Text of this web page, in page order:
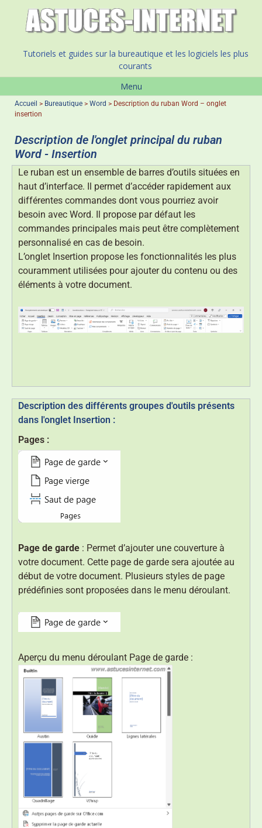
Tutoriels et guides sur la bureautique et les logiciels les plus
courants
Menu
Accueil > Bureautique > Word > Description du ruban Word – onglet
insertion
Description de l'onglet principal du ruban
Word - Insertion
Le ruban est un ensemble de barres d’outils situées en
haut d’interface. Il permet d’accéder rapidement aux
différentes commandes dont vous pourriez avoir
besoin avec Word. Il propose par défaut les
commandes principales mais peut être complètement
personnalisé en cas de besoin.
L’onglet Insertion propose les fonctionnalités les plus
couramment utilisées pour ajouter du contenu ou des
éléments à votre document.
Description des différents groupes d'outils présents
dans l'onglet Insertion :
Pages :
Page de garde : Permet d’ajouter une couverture à
votre document. Cette page de garde sera ajoutée au
début de votre document. Plusieurs styles de page
prédéfinies sont proposées dans le menu déroulant.
Aperçu du menu déroulant Page de garde :